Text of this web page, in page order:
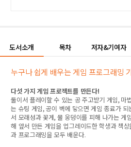
도서소개 목차 저자&기여자
누구나 쉽게 배우는 게임 프로그래밍
다섯 가지 게임 프로젝트를 만든다!
둘이서 플레이할 수 있는 공 주고받기 게임, 마
는 슈팅 게임,공이 벽에 닿으면 게임 종료가 되
서 모래성과 꽃게, 물 웅덩이를 피해 나가는 게임
해 앞서 만든 게임을 업그레이드한 학생과 책
과 프로그래밍을 모두 배운다.